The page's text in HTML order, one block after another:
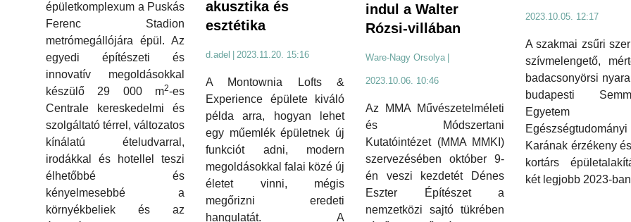
épületkomplexum a Puskás
Ferenc Stadion
metrómegállójára épül. Az
egyedi építészeti és
innovatív megoldásokkal
készülő 29 000 m2-es
Centrale kereskedelmi és
szolgáltató térrel, változatos
kínálatú ételudvarral,
irodákkal és hotellel teszi
élhetőbbé és
kényelmesebbé a
környékbeliek és az
akusztika és
esztétika
d.adel 2023.11.20. 15:16
A Montownia Lofts &
Experience épülete kiváló
példa arra, hogyan lehet
egy műemlék épületnek új
funkciót adni, modern
megoldásokkal falai közé új
életet vinni, mégis
megőrizni eredeti
hangulatát. A
indul a Walter
Rózsi-villában
Ware-Nagy Orsolya
2023.10.06. 10:46
Az MMA Művészetelméleti
és Módszertani
Kutatóintézet (MMA MMKI)
szervezésében október 9-
én veszi kezdetét Dénes
Eszter Építészet a
nemzetközi sajtó tükrében
2023.10.05. 12:17
A szakmai zsűri
szívmelengető,
badacsonyörsi
budapesti
Egyetem
Egészségtudományi
Karának érzékeny
kortárs
két legjobb 2023-